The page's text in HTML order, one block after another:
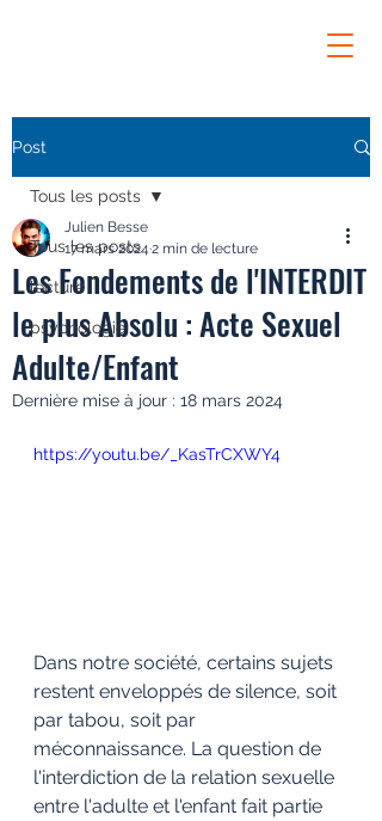
Post
Tous les posts
lecture
psychologie
Tous les posts
Les Fondements de l'INTERDIT
le plus Absolu : Acte Sexuel
Adulte/Enfant
Julien Besse
17 mars 2024 2 min de lecture
Dernière mise à jour : 18 mars 2024
https://youtu.be/_KasTrCXWY4
Dans notre société, certains sujets
restent enveloppés de silence, soit
par tabou, soit par
méconnaissance. La question de
l'interdiction de la relation sexuelle
entre l'adulte et l'enfant fait partie